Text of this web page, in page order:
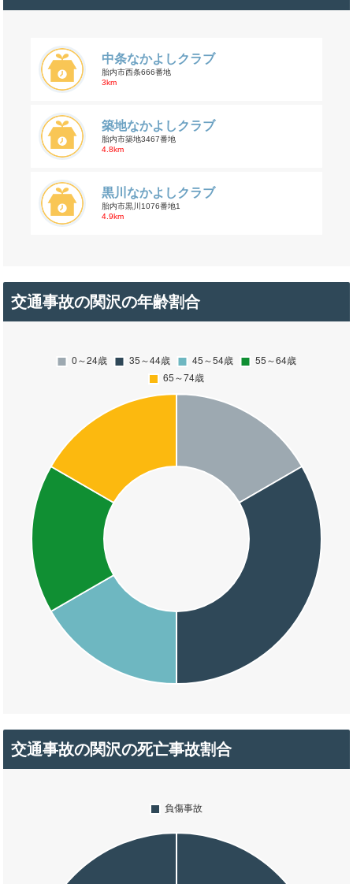
中条なかよしクラブ
胎内市西条666番地
3km
築地なかよしクラブ
胎内市築地3467番地
4.8km
黒川なかよしクラブ
胎内市黒川1076番地1
4.9km
交通事故の関沢の年齢割合
交通事故の関沢の死亡事故割合